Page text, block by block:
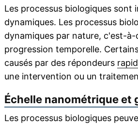
Les processus biologiques sont
dynamiques. Les processus
dynamiques par nature, c'est-à-
progression temporelle.
causés par des répondeurs
une intervention ou un
Échelle nanométrique et
Les processus biologiques